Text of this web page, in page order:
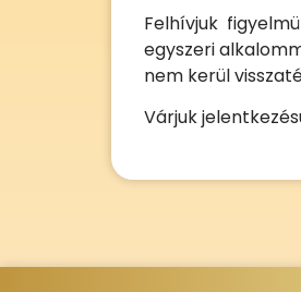
Felhívjuk
egyszeri
nem kerül
Várjuk